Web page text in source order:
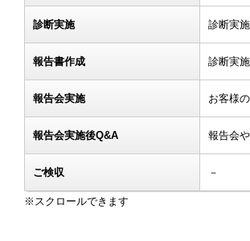
診断実施 診断実
報告書作成 診断実
報告会実施 お客様
報告会実施後Q&A 報告会
ご検収 －